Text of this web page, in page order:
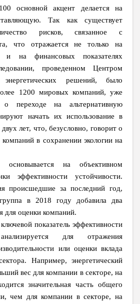
основной акцент делается на
Так как существует
рисков, связанное с
что отражается не только на
и на финансовых показателях
проведенном Центром
решений, было
1200 мировых компаний, уже
переходе на альтернативную
начать их использование в
лет, что, безусловно, говорит о
компаний в сохранении экологии на
основывается на объективном
эффективности устойчивости.
происшедшие за последний год,
группа в 2018 году добавила два
для оценки компаний.
показатель эффективности
для отражения
или оценки вклада
Например, энергетический
вес для компании в секторе, на
значительная часть общего
чем для компании в секторе, на